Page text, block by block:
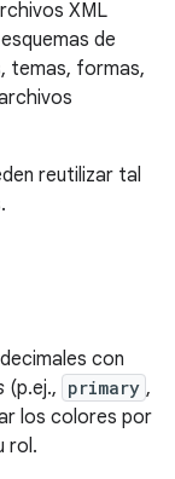
XML
de
temas, formas,
reutilizar tal
con
(p.ej., primary ,
los colores por
rol.